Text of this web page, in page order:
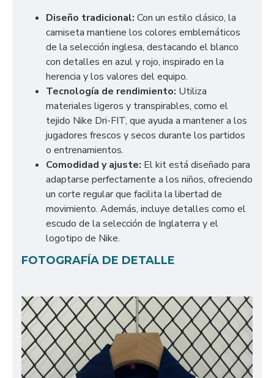
Diseño tradicional: Con un estilo clásico, la
camiseta mantiene los colores emblemáticos
de la selección inglesa, destacando el blanco
con detalles en azul y rojo, inspirado en la
herencia y los valores del equipo.
Tecnología de rendimiento: Utiliza
materiales ligeros y transpirables, como el
tejido Nike Dri-FIT, que ayuda a mantener a los
jugadores frescos y secos durante los partidos
o entrenamientos.
Comodidad y ajuste: El kit está diseñado para
adaptarse perfectamente a los niños, ofreciendo
un corte regular que facilita la libertad de
movimiento. Además, incluye detalles como el
escudo de la selección de Inglaterra y el
logotipo de Nike.
FOTOGRAFÍA DE DETALLE